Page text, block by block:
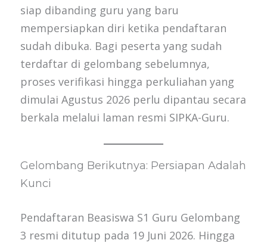
siap dibanding guru yang baru
mempersiapkan diri ketika pendaftaran
sudah dibuka. Bagi peserta yang sudah
terdaftar di gelombang sebelumnya,
proses verifikasi hingga perkuliahan yang
dimulai Agustus 2026 perlu dipantau secara
berkala melalui laman resmi SIPKA-Guru.
Gelombang Berikutnya: Persiapan Adalah
Kunci
Pendaftaran Beasiswa S1 Guru Gelombang
3 resmi ditutup pada 19 Juni 2026. Hingga